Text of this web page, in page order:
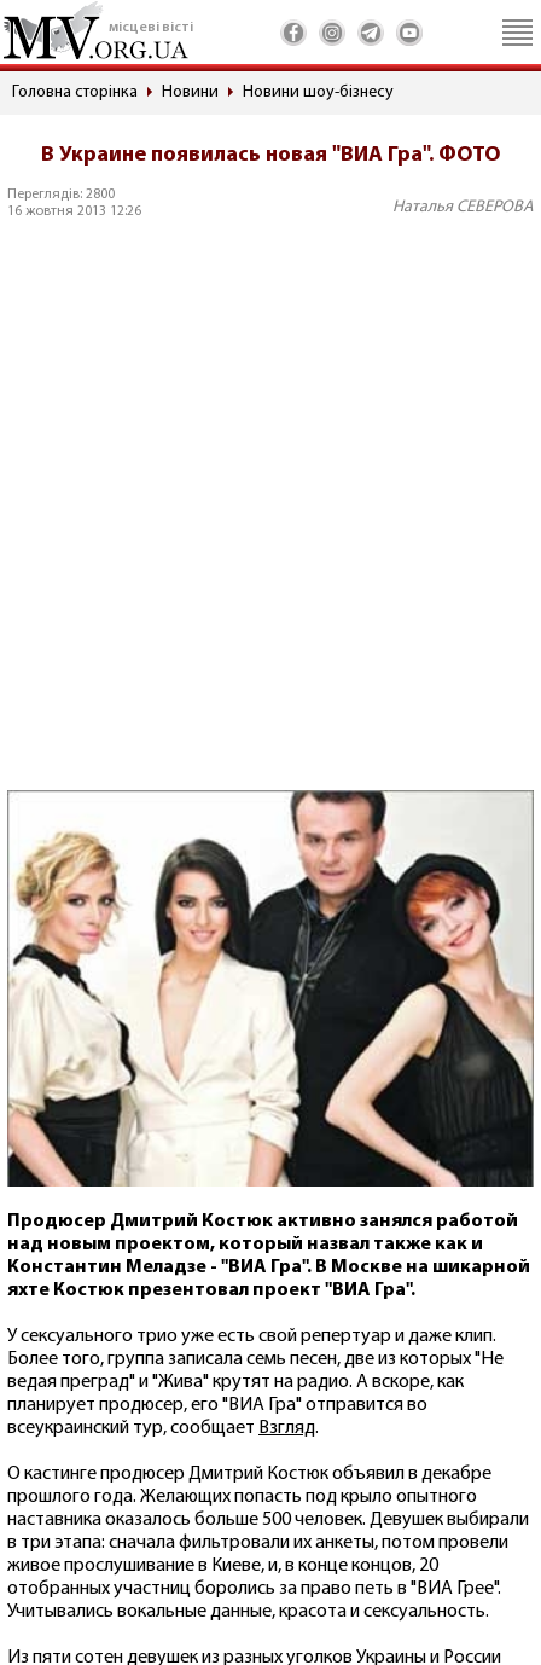
місцеві вісті
Головна сторінка Новини Новини шоу-бізнесу
В Украине появилась новая "ВИА Гра". ФОТО
Переглядів: 2800
16 жовтня 2013 12:26
Наталья СЕВЕРОВА
Продюсер Дмитрий Костюк активно занялся работой
над новым проектом, который назвал также как и
Константин Меладзе - "ВИА Гра". В Москве на шикарной
яхте Костюк презентовал проект "ВИА Гра".
У сексуального трио уже есть свой репертуар и даже клип.
Более того, группа записала семь песен, две из которых "Не
ведая преград" и "Жива" крутят на радио. А вскоре, как
планирует продюсер, его "ВИА Гра" отправится во
всеукраинский тур, сообщает Взгляд.
О кастинге продюсер Дмитрий Костюк объявил в декабре
прошлого года. Желающих попасть под крыло опытного
наставника оказалось больше 500 человек. Девушек выбирали
в три этапа: сначала фильтровали их анкеты, потом провели
живое прослушивание в Киеве, и, в конце концов, 20
отобранных участниц боролись за право петь в "ВИА Грее".
Учитывались вокальные данные, красота и сексуальность.
Из пяти сотен девушек из разных уголков Украины и России